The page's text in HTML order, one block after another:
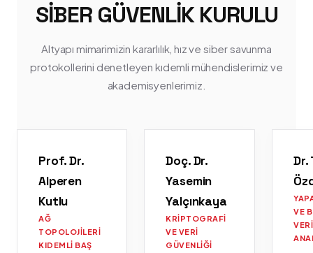
SIBER GÜVENLIK KURULU
Altyapı mimarimizin kararlılık, hız ve siber savunma
protokollerini denetleyen kıdemli mühendislerimiz ve
akademisyenlerimiz.
Prof. Dr.
Alperen
Kutlu
AĞ
TOPOLOJILERI
KIDEMLI BAŞ
Doç. Dr.
Yasemin
Yalçınkaya
KRIPTOGRAFI
VE VERI
GÜVENLIĞI
Dr.
VE
VERI